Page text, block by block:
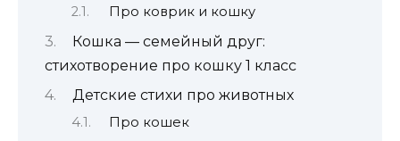
Про коврик и кошку
Кошка — семейный друг:
стихотворение про кошку 1 класс
Детские стихи про животных
Про кошек